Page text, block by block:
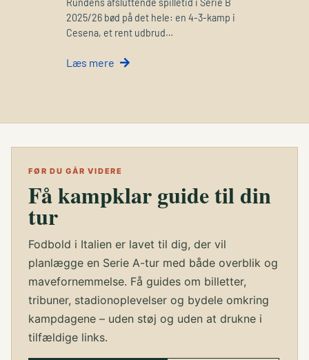
2025/26 bød på det hele: en 4-3-kamp i
Cesena, et rent udbrud…
Læs mere
FØR DU GÅR VIDERE
Få kampklar guide til din
tur
Fodbold i Italien er lavet til dig, der vil
planlægge en Serie A-tur med både overblik og
mavefornemmelse. Få guides om billetter,
tribuner, stadionoplevelser og bydele omkring
kampdagene – uden støj og uden at drukne i
tilfældige links.